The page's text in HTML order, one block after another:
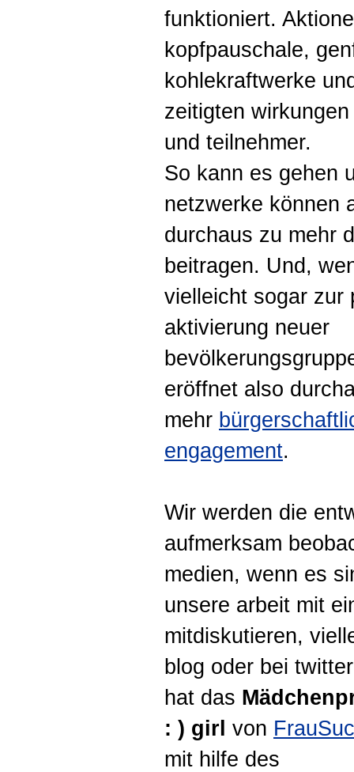
funktioniert.
kopfpauschale,
kohlekraftwerke
zeitigten
und teilnehmer.
So kann es gehen
netzwerke können
durchaus zu mehr
beitragen. Und,
vielleicht sogar zur
aktivierung neuer
eröffnet also
mehr
engagement.
Wir werden die
aufmerksam
medien, wenn es
unsere arbeit mit
mitdiskutieren,
blog oder bei
hat das
: ) girl von
mit hilfe des